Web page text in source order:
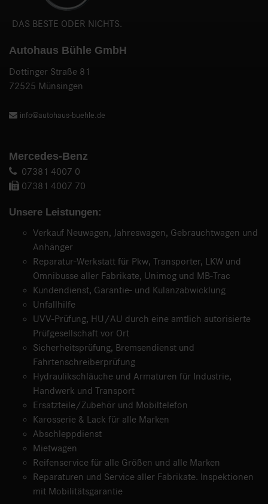
DAS BESTE ODER NICHTS.
Autohaus Bühle GmbH
Dottinger Straße 81
72525 Münsingen
info@autohaus-buehle.de
Mercedes-Benz
07381 4007 0
07381 4007 70
Unsere Leistungen:
Verkauf Neuwagen, Jahreswagen, Gebrauchtwagen und
Anhänger
Reparatur-Werkstatt für Pkw, Transporter, LKW und
Omnibusse aller Fabrikate, Unimog und MB-Trac
Kundendienst, Garantie- und Kulanzabwicklung
Unfallhilfe
UVV-Prüfung, HU/AU durch eine amtlich autorisierte
Prüfgesellschaft vor Ort
Sicherheitsprüfung, Bremsendienst und
Fahrtenschreiberprüfung
Hydraulikschläuche und Armaturen für Industrie,
Handwerk und Transport
Ersatzteile/Zubehör und Mobiltelefon
Karosserie & Lack für alle Marken
Abschleppdienst
Mietwagen
Reifenservice für alle Größen und alle Marken
Reparaturen und Service aller Fabrikate. Inspektionen
mit Mobilitätsgarantie